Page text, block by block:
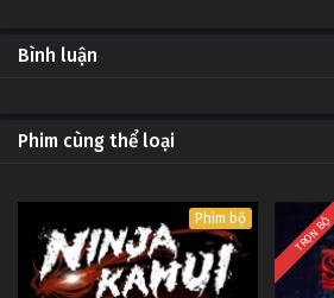
38B
Vẫn Cứ Thích Em Tập 38A
37B Vẫn Cứ Thích Em Tập 37B
37A Vẫn Cứ Thích Em Tập 37A
Bình luận
Phim cùng thể loại
Phim bộ TRỌN BỘ